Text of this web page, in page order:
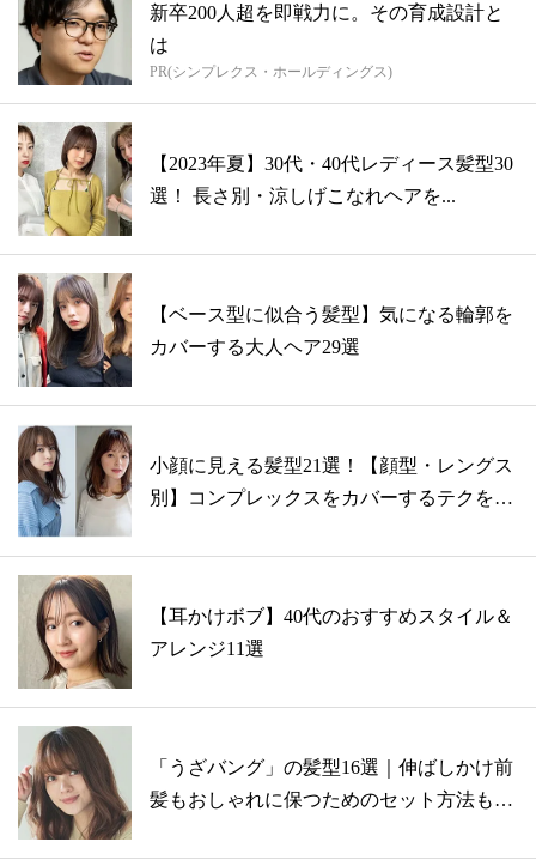
新卒200人超を即戦力に。その育成設計と
は
PR(シンプレクス・ホールディングス)
【2023年夏】30代・40代レディース髪型30
選！ 長さ別・涼しげこなれヘアを...
【ベース型に似合う髪型】気になる輪郭を
カバーする大人ヘア29選
小顔に見える髪型21選！【顔型・レングス
別】コンプレックスをカバーするテクを伝
【耳かけボブ】40代のおすすめスタイル＆
アレンジ11選
「うざバング」の髪型16選｜伸ばしかけ前
髪もおしゃれに保つためのセット方法も紹